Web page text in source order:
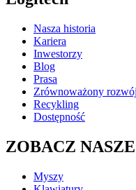
Nasza historia
Kariera
Inwestorzy
Blog
Prasa
Zrównoważony rozwój
Recykling
Dostępność
ZOBACZ
Myszy